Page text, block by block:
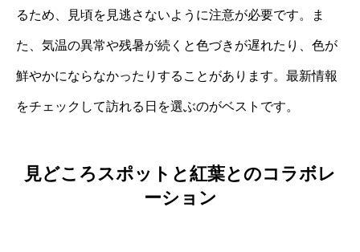
るため、見頃を見逃さないように注意が必要です。ま
た、気温の異常や残暑が続くと色づきが遅れたり、色が
鮮やかにならなかったりすることがあります。最新情報
をチェックして訪れる日を選ぶのがベストです。
見どころスポットと紅葉とのコラボレ
ーション